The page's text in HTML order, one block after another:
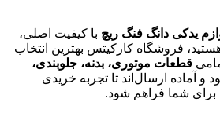
یدکی دانگ فنگ ریچ با کیفیت اصلی،
فروشگاه کارکیتس بهترین انتخاب
قطعات موتوری، بدنه، جلوبندی،
و آماده ارسال‌اند تا تجربه خریدی
شما فراهم شود.